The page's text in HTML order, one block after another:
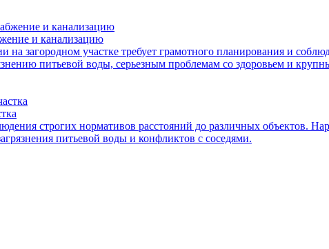
и канализацию
на загородном участке требует грамотного планирования и
питьевой воды, серьезным проблемам со здоровьем и
строгих нормативов расстояний до различных объектов.
питьевой воды и конфликтов с соседями.